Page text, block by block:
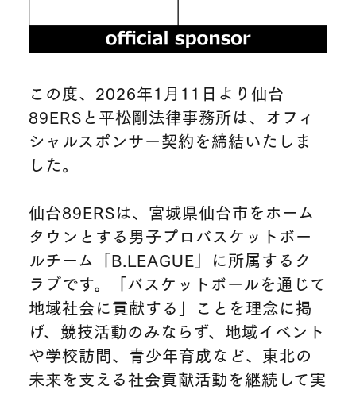
この度、2026年1月11日より仙台
89ERSと平松剛法律事務所は、オフィ
シャルスポンサー契約を締結いたしま
した。
仙台89ERSは、宮城県仙台市をホーム
タウンとする男子プロバスケットボー
ルチーム「B.LEAGUE」に所属するク
ラブです。「バスケットボールを通じて
地域社会に貢献する」ことを理念に掲
げ、競技活動のみならず、地域イベント
や学校訪問、青少年育成など、東北の
未来を支える社会貢献活動を継続して実